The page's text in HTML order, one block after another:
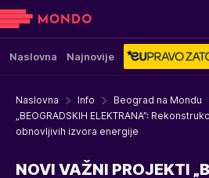
Naslovna Najnovije
Naslovna Info Beograd na Mondu
„BEOGRADSKIH ELEKTRANA”:
obnovljivih izvora energije
NOVI VAŽNI PROJEKTI